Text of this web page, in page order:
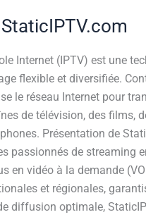
Internet (IPTV) est une
flexible et diversifiée.
le réseau Internet pour
de télévision, des films,
Présentation de
de streaming
en vidéo à la demande
et régionales,
diffusion optimale,